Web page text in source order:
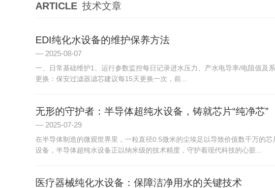
ARTICLE 技术文章
EDI纯化水设备的维护保养方法
2025-08-07
一、日常基础维护‌‌1、运行参数监控‌每日记录进水压力、产水电导率/电阻值
更换‌：保安过滤器滤芯建议每15天更换一次，前...
无形的守护者：半导体超纯水设备，铸就芯片“纯净芯”
2025-07-29
在半导体制造的微观世界里，一粒直径0.5微米的尘埃足以导致价值数千万的
设备，半导体超纯水设备正以纳米级的技术精度，守护着现代科技的心脏...
医疗器械纯化水设备：保障洁净用水的关键技术